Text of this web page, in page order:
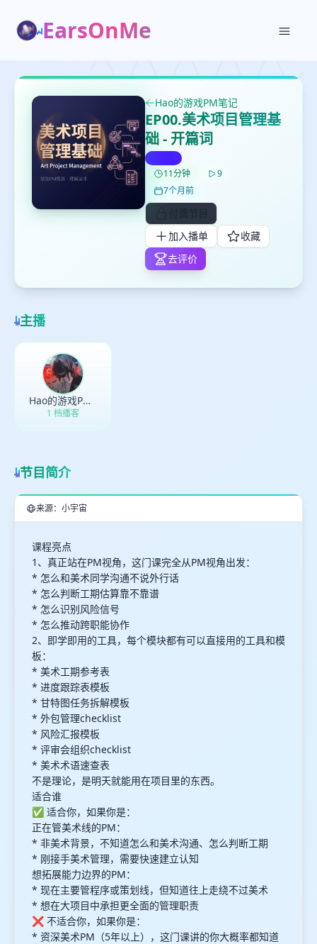
EarsOnMe
Hao的游戏PM笔记
EP00.美术项目管理基
础 - 开篇词
11分钟
9
7个月前
加入播单
收藏
去评价
主播
Hao的游戏PM笔记
1 档播客
节目简介
来源：小宇宙
课程亮点
1、真正站在PM视角，这门课完全从PM视角出发：
* 怎么和美术同学沟通不说外行话
* 怎么判断工期估算靠不靠谱
* 怎么识别风险信号
* 怎么推动跨职能协作
2、即学即用的工具，每个模块都有可以直接用的工具和模
板：
* 美术工期参考表
* 进度跟踪表模板
* 甘特图任务拆解模板
* 外包管理checklist
* 风险汇报模板
* 评审会组织checklist
* 美术术语速查表
不是理论，是明天就能用在项目里的东西。
适合谁
✅ 适合你，如果你是：
正在管美术线的PM：
* 非美术背景，不知道怎么和美术沟通、怎么判断工期
* 刚接手美术管理，需要快速建立认知
想拓展能力边界的PM：
* 现在主要管程序或策划线，但知道往上走绕不过美术
* 想在大项目中承担更全面的管理职责
❌ 不适合你，如果你是：
* 资深美术PM（5年以上），这门课讲的你大概率都知道
打分
鼠标下留人
最长200字
删除确认
取消 确认删除
加入播单